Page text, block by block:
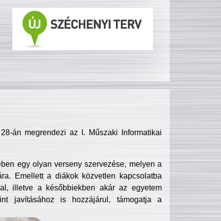
án megrendezi az I. Műszaki Informatikai
egy olyan verseny szervezése, melyen a
Emellett a diákok közvetlen kapcsolatba
illetve a későbbiekben akár az egyetem
javításához is hozzájárul, támogatja a